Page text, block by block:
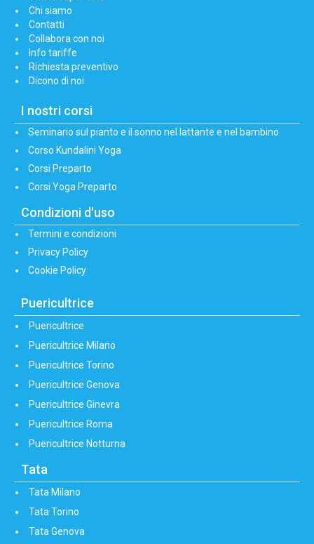
Chi siamo
Contatti
Collabora con noi
Info tariffe
Richiesta preventivo
Dicono di noi
I nostri corsi
Seminario sul pianto e il sonno nel lattante e nel bambino
Corso Kundalini Yoga
Corsi Preparto
Corsi Yoga Preparto
Condizioni d'uso
Termini e condizioni
Privacy Policy
Cookie Policy
Puericultrice
Puericultrice
Puericultrice Milano
Puericultrice Torino
Puericultrice Genova
Puericultrice Ginevra
Puericultrice Roma
Puericultrice Notturna
Tata
Tata Milano
Tata Torino
Tata Genova